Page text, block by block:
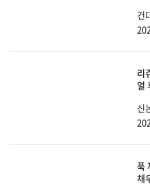
건
리
얼
신
푹
채